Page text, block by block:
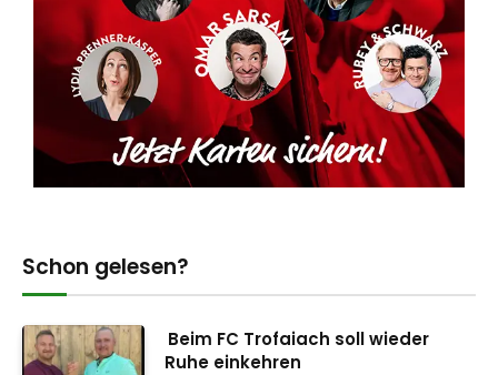
Schon gelesen?
Beim FC Trofaiach soll wieder
Ruhe einkehren